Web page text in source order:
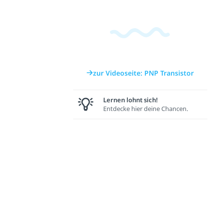
zur Videoseite: PNP Transistor
Lernen lohnt sich!
Entdecke hier deine Chancen.